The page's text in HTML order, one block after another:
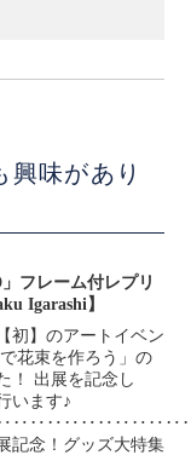
興味があり
フレーム付レプリ
Igarashi】
初】のアートイベン
花束を作ろう」の
！ 出展を記念し
います♪
記念！グッズ大特集